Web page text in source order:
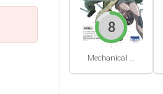
Mechanical Buddy Universe #1
8